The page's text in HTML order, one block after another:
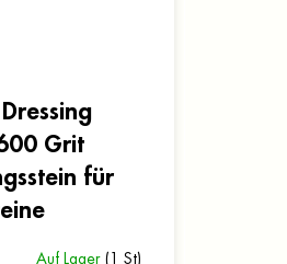
Grit
für
Auf Lager (1 St)